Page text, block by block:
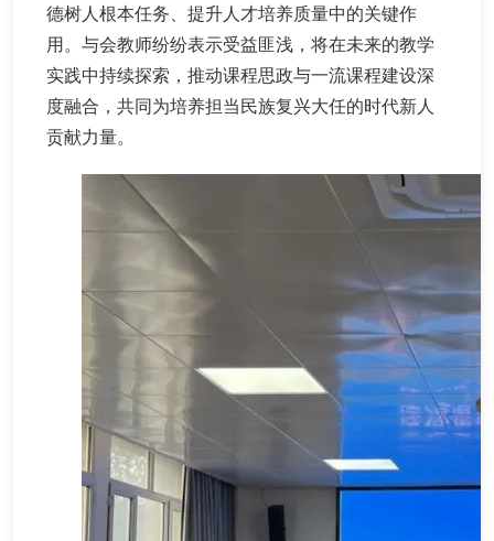
德树人根本任务、提升人才培养质量中的关键作
用。与会教师纷纷表示受益匪浅，将在未来的教学
实践中持续探索，推动课程思政与一流课程建设深
度融合，共同为培养担当民族复兴大任的时代新人
贡献力量。